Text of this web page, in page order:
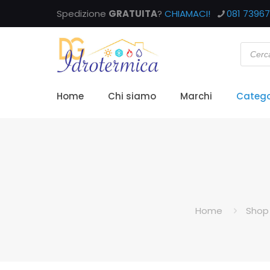
Spedizione GRATUITA? CHIAMACI! 081
Home Chi siamo Marchi
Home Shop